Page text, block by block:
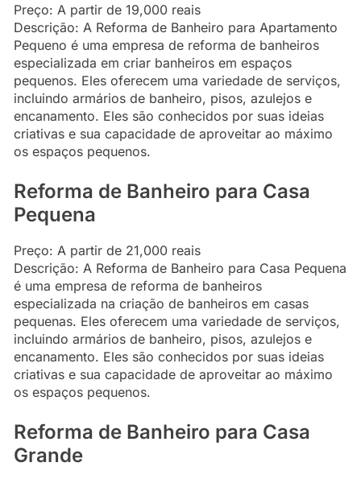
Preço: A partir de 19,000 reais
Descrição: A Reforma de Banheiro para Apartamento
Pequeno é uma empresa de reforma de banheiros
especializada em criar banheiros em espaços
pequenos. Eles oferecem uma variedade de serviços,
incluindo armários de banheiro, pisos, azulejos e
encanamento. Eles são conhecidos por suas ideias
criativas e sua capacidade de aproveitar ao máximo
os espaços pequenos.
Reforma de Banheiro para Casa
Pequena
Preço: A partir de 21,000 reais
Descrição: A Reforma de Banheiro para Casa Pequena
é uma empresa de reforma de banheiros
especializada na criação de banheiros em casas
pequenas. Eles oferecem uma variedade de serviços,
incluindo armários de banheiro, pisos, azulejos e
encanamento. Eles são conhecidos por suas ideias
criativas e sua capacidade de aproveitar ao máximo
os espaços pequenos.
Reforma de Banheiro para Casa
Grande